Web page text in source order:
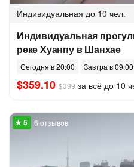
Индивидуальная до 10 чел.
Индивидуальная
реке Хуанпу в Шанхае
Сегодня в 20:00 Завтра в 09:00
$359.10 $399 за всё до 10
6 отзывов